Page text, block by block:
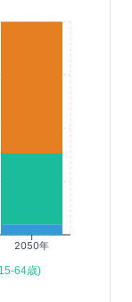
2050年
64歳)